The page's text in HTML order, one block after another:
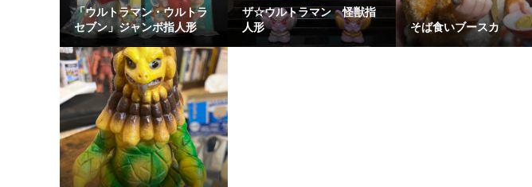
「ウルトラマン・ウルトラ
セブン」ジャンボ指人形
ザ☆ウルトラマン 怪獣指
人形
そば食いブースカ